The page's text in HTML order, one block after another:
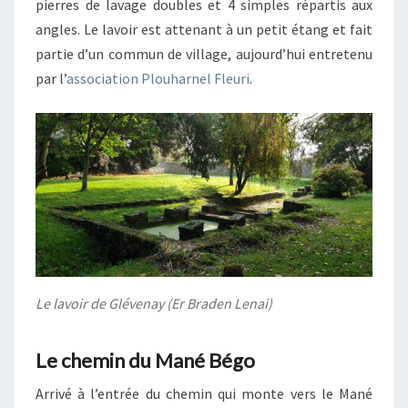
pierres de lavage doubles et 4 simples répartis aux
angles. Le lavoir est attenant à un petit étang et fait
partie d’un commun de village, aujourd’hui entretenu
par l’association Plouharnel Fleuri.
Le lavoir de Glévenay (Er Braden Lenai)
Le chemin du Mané Bégo
Arrivé à l’entrée du chemin qui monte vers le Mané